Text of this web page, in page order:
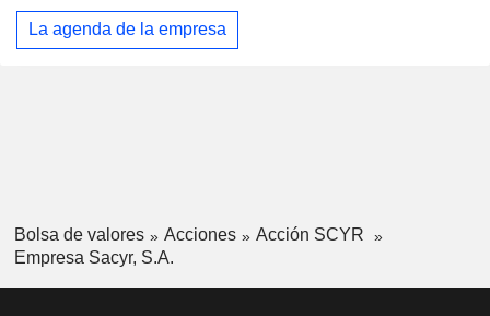
La agenda de la empresa
Bolsa de valores Acciones
Acción SCYR
Empresa Sacyr, S.A.